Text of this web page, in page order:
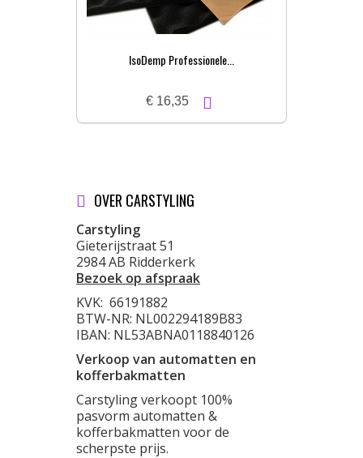
IsoDemp Professionele...
€ 16,35
OVER CARSTYLING
Carstyling
Gieterijstraat 51
2984 AB Ridderkerk
Bezoek op afspraak
KVK: 66191882
BTW-NR: NL002294189B83
IBAN: NL53ABNA0118840126
Verkoop van automatten en
kofferbakmatten
Carstyling verkoopt 100%
pasvorm automatten &
kofferbakmatten voor de
scherpste prijs.